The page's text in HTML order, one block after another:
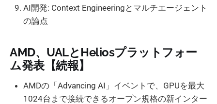
AI開発: Context Engineeringとマルチエージェント
の論点
AMD、UALとHeliosプラットフォー
ム発表【続報】
AMDの「Advancing AI」イベントで、GPUを最大
1024台まで接続できるオープン規格の新インター